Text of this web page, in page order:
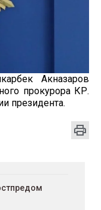
Акназаров
прокурора КР.
президента.